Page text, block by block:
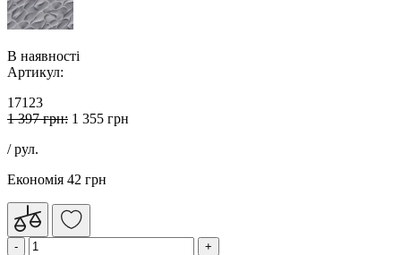
В наявності
Артикул:
17123
1 397 грн: 1 355 грн
/ рул.
Економія 42 грн